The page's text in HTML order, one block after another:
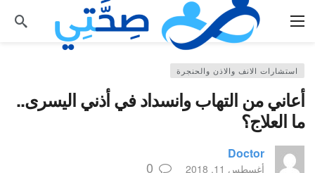
استشارات الانف والاذن والحنجرة
أعاني من التهاب وانسداد في أذني اليسرى..
ما العلاج؟
Doctor
أغسطس 11, 2018 0